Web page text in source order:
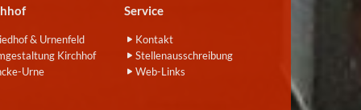
& Urnenfeld
Kirchhof
Urne
Service
Kontakt
Stellenausschreibung
Web-Links